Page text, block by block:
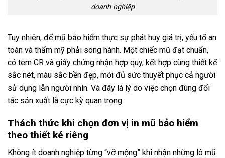
doanh nghiệp
Tuy nhiên, để mũ bảo hiểm thực sự phát huy giá trị, yếu tố an
toàn và thẩm mỹ phải song hành. Một chiếc mũ đạt chuẩn,
có tem CR và giấy chứng nhận hợp quy, kết hợp cùng thiết kế
sắc nét, màu sắc bền đẹp, mới đủ sức thuyết phục cả người
sử dụng lẫn người nhìn. Và đây là lý do việc chọn đúng đối
tác sản xuất là cực kỳ quan trọng.
Thách thức khi chọn đơn vị in mũ bảo hiểm
theo thiết ké riêng
Không ít doanh nghiệp từng “vỡ mộng” khi nhận những lô mũ